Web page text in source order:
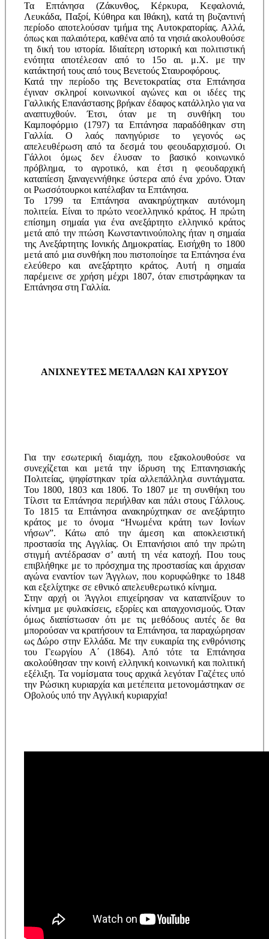
Τα Επτάνησα (Ζάκυνθος, Κέρκυρα, Κεφαλονιά,
Λευκάδα, Παξοί, Κύθηρα και Ιθάκη), κατά τη βυζαντινή
περίοδο αποτελούσαν τμήμα της Αυτοκρατορίας. Αλλά,
όπως και παλαιότερα, καθένα από τα νησιά ακολουθούσε
τη δική του ιστορία. Ιδιαίτερη ιστορική και πολιτιστική
ενότητα αποτέλεσαν από το 15ο αι. μ.Χ. με την
κατάκτησή τους από τους Βενετούς Σταυροφόρους.
Κατά την περίοδο της Βενετοκρατίας στα Επτάνησα
έγιναν σκληροί κοινωνικοί αγώνες και οι ιδέες της
Γαλλικής Επανάστασης βρήκαν έδαφος κατάλληλο για να
αναπτυχθούν. Έτσι, όταν με τη συνθήκη του
Καμποφόρμιο (1797) τα Επτάνησα παραδόθηκαν στη
Γαλλία. Ο λαός πανηγύρισε το γεγονός ως
απελευθέρωση από τα δεσμά του φεουδαρχισμού. Οι
Γάλλοι όμως δεν έλυσαν το βασικό κοινωνικό
πρόβλημα, το αγροτικό, και έτσι η φεουδαρχική
καταπίεση ξαναγεννήθηκε ύστερα από ένα χρόνο. Όταν
οι Ρωσσότουρκοι κατέλαβαν τα Επτάνησα.
Το 1799 τα Επτάνησα ανακηρύχτηκαν αυτόνομη
πολιτεία. Είναι το πρώτο νεοελληνικό κράτος. Η πρώτη
επίσημη σημαία για ένα ανεξάρτητο ελληνικό κράτος
μετά από την πτώση Κωνσταντινούπολης ήταν η σημαία
της Ανεξάρτητης Ιονικής Δημοκρατίας. Εισήχθη το 1800
μετά από μια συνθήκη που πιστοποίησε τα Επτάνησα ένα
ελεύθερο και ανεξάρτητο κράτος. Αυτή η σημαία
παρέμεινε σε χρήση μέχρι 1807, όταν επιστράφηκαν τα
Επτάνησα στη Γαλλία.
ΑΝΙΧΝΕΥΤΕΣ ΜΕΤΑΛΛΩΝ ΚΑΙ ΧΡΥΣΟΥ
Για την εσωτερική διαμάχη, που εξακολουθούσε να
συνεχίζεται και μετά την ίδρυση της Επτανησιακής
Πολιτείας, ψηφίστηκαν τρία αλλεπάλληλα συντάγματα.
Του 1800, 1803 και 1806. Το 1807 με τη συνθήκη του
Τίλσιτ τα Επτάνησα περιήλθαν και πάλι στους Γάλλους.
Το 1815 τα Επτάνησα ανακηρύχτηκαν σε ανεξάρτητο
κράτος με το όνομα “Ηνωμένα κράτη των Ιονίων
νήσων”. Κάτω από την άμεση και αποκλειστική
προστασία της Αγγλίας. Οι Επτανήσιοι από την πρώτη
στιγμή αντέδρασαν σ’ αυτή τη νέα κατοχή. Που τους
επιβλήθηκε με το πρόσχημα της προστασίας και άρχισαν
αγώνα εναντίον των Άγγλων, που κορυφώθηκε το 1848
και εξελίχτηκε σε εθνικό απελευθερωτικό κίνημα.
Στην αρχή οι Άγγλοι επιχείρησαν να καταπνίξουν το
κίνημα με φυλακίσεις, εξορίες και απαγχονισμούς. Όταν
όμως διαπίστωσαν ότι με τις μεθόδους αυτές δε θα
μπορούσαν να κρατήσουν τα Επτάνησα, τα παραχώρησαν
ως Δώρο στην Ελλάδα. Με την ευκαιρία της ενθρόνισης
του Γεωργίου Α΄ (1864). Από τότε τα Επτάνησα
ακολούθησαν την κοινή ελληνική κοινωνική και πολιτική
εξέλιξη. Τα νομίσματα τους αρχικά λεγόταν Γαζέτες υπό
την Ρώσικη κυριαρχία και μετέπειτα μετονομάστηκαν σε
Οβολούς υπό την Αγγλική κυριαρχία!